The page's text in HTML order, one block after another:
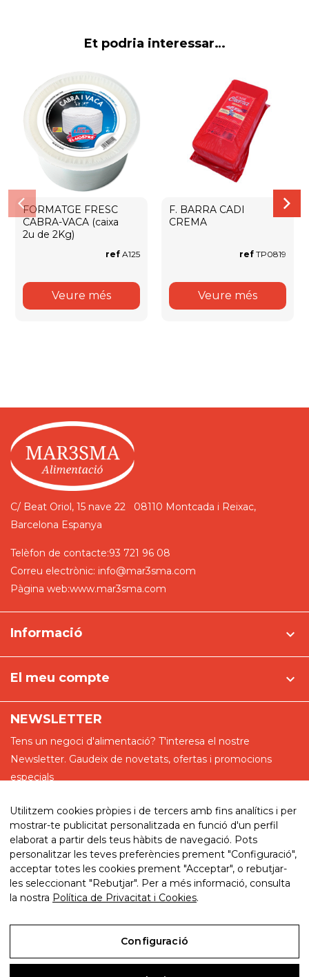
Et podria interessar…
FORMATGE FRESC
CABRA-VACA (caixa
2u de 2Kg)
refA125
Veure més
F. BARRA CADI
CREMA
refTP0819
Veure més
C/ Beat Oriol, 15 nave 22
08110 Montcada i Reixac,
Barcelona Espanya
Telèfon de contacte:93 721 96 08
Correu electrònic: info@mar3sma.com
Pàgina web:www.mar3sma.com
Informació 
El meu compte 
NEWSLETTER
Tens un negoci d'alimentació? T'interesa el nostre
Newsletter. Gaudeix de novetats, ofertas i promocions
especials
He llegit i accepto la política de privadesa
© 2026. My website. By eComm360
Utilitzem cookies pròpies i de tercers amb fins analítics i per
mostrar-te publicitat personalitzada en funció d'un perfil
elaborat a partir dels teus hàbits de navegació. Pots
personalitzar les teves preferències prement "Configuració",
acceptar totes les cookies prement "Acceptar", o rebutjar-
les seleccionant "Rebutjar". Per a més informació, consulta
la nostra Política de Privacitat i Cookies.
Configuració
Avís Legal